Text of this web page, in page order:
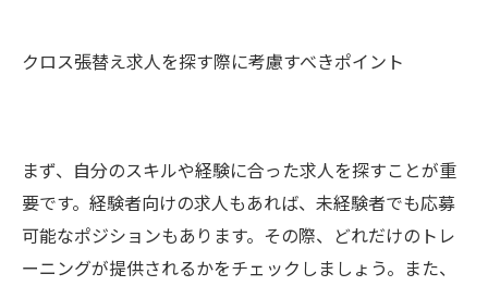
クロス張替え求人を探す際に考慮すべきポイント
まず、自分のスキルや経験に合った求人を探すことが重
要です。経験者向けの求人もあれば、未経験者でも応募
可能なポジションもあります。その際、どれだけのトレ
ーニングが提供されるかをチェックしましょう。また、